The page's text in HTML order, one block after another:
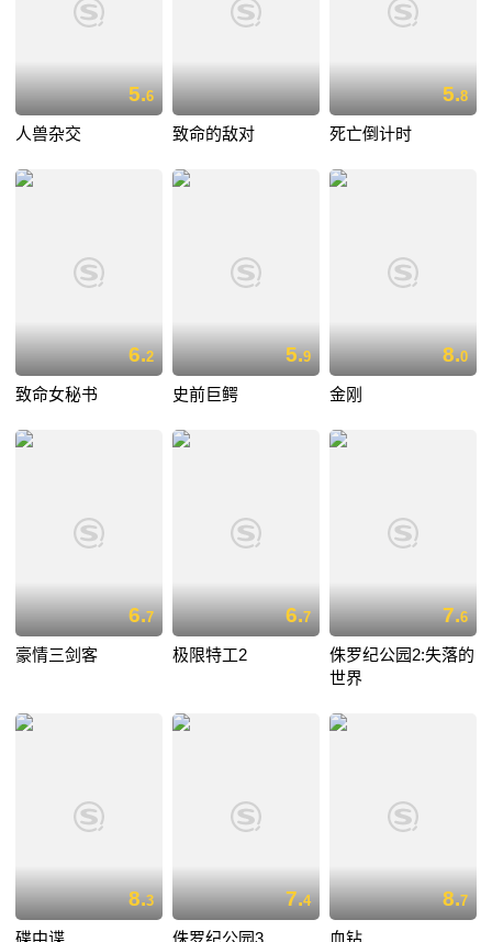
5.6
人兽杂交 致命的敌对
5.8
死亡倒计时
6.2
致命女秘书
5.9
史前巨鳄
8.0
金刚
6.7
豪情三剑客
6.7
极限特工2
7.6
侏罗纪公园2:失落的
世界
8.3 7.4 8.7